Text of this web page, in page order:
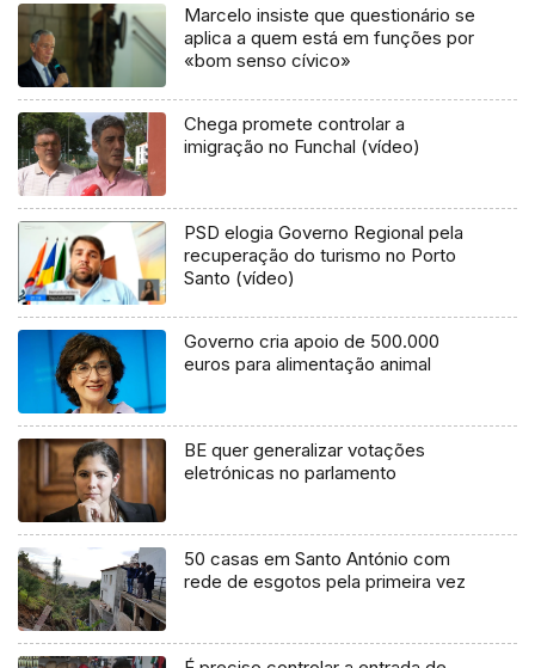
Marcelo insiste que questionário se
aplica a quem está em funções por
«bom senso cívico»
Chega promete controlar a
imigração no Funchal (vídeo)
PSD elogia Governo Regional pela
recuperação do turismo no Porto
Santo (vídeo)
Governo cria apoio de 500.000
euros para alimentação animal
BE quer generalizar votações
eletrónicas no parlamento
50 casas em Santo António com
rede de esgotos pela primeira vez